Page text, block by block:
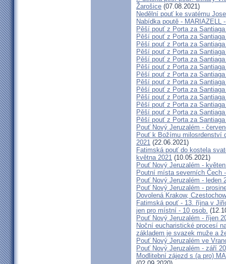
Žarošice (07.08.2021)
Nedělní pouť ke svatému
Nabídka poutě - MARIAZELL
Pěší pouť z Porta za
Pěší pouť z Porta za
Pěší pouť z Porta za
Pěší pouť z Porta za
Pěší pouť z Porta za
Pěší pouť z Porta za
Pěší pouť z Porta za
Pěší pouť z Porta za
Pěší pouť z Porta za
Pěší pouť z Porta za
Pěší pouť z Porta za
Pěší pouť z Porta za
Pěší pouť z Porta za
Pouť Nový Jeruzalém -
Pouť k Božímu milosrdenství
2021 (22.06.2021)
Fatimská pouť do kostela
května 2021 (10.05.2021)
Pouť Nový Jeruzalém -
Poutní místa severních Čech
Pouť Nový Jeruzalém - leden
Pouť Nový Jeruzalém -
Dovolená Krakow,
Fatimská pouť - 13. října v
jen pro místní - 10 osob.
Pouť Nový Jeruzalém - říjen
Noční eucharistické procesí
základem je svazek muže a
Pouť Nový Jeruzalém ve
Pouť Nový Jeruzalém - září
Modlitební zájezd s (a pro)